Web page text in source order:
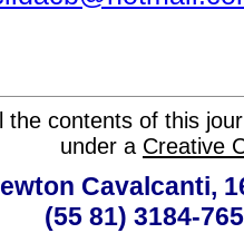
the contents of this
under a Creative
Cavalcanti,
(55 81) 3184-